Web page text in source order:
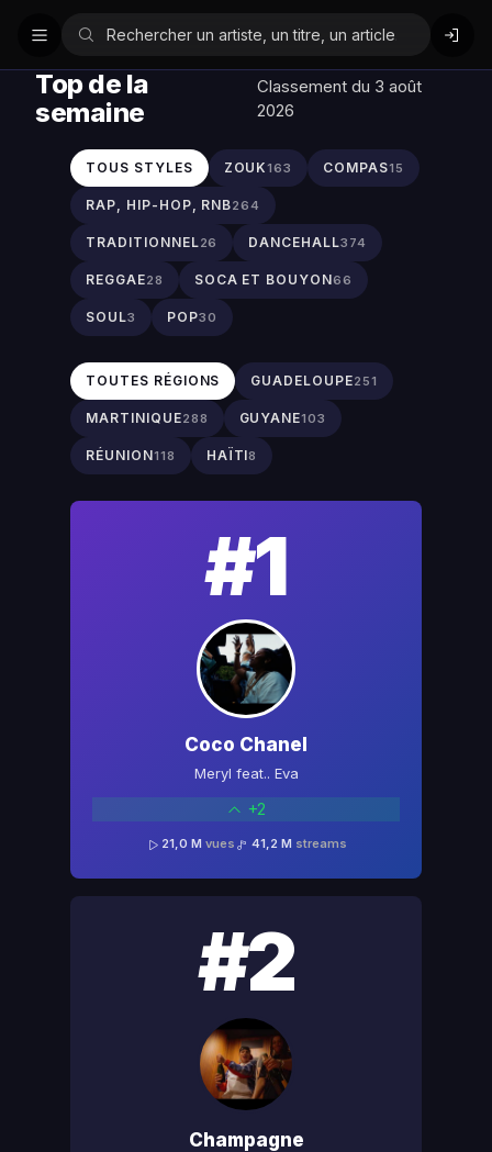
Top de la
semaine
Classement du 3 août
2026
TOUS STYLES ZOUK163 COMPAS15
RAP, HIP-HOP, RNB264
TRADITIONNEL26 DANCEHALL374
REGGAE28 SOCA ET BOUYON66
SOUL3 POP30
TOUTES RÉGIONS GUADELOUPE251
MARTINIQUE288 GUYANE103
RÉUNION118 HAÏTI8
#2
Champagne
#1
Coco Chanel
Meryl feat.. Eva
+2
21,0 M vues 41,2 M streams